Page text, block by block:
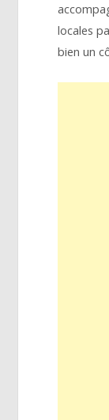
locales
bien un